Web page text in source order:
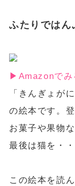
ふたりではん
▶︎Amazonでみ
「きんぎょが
の絵本です。
お菓子や果物
最後は猫を・
この絵本を読